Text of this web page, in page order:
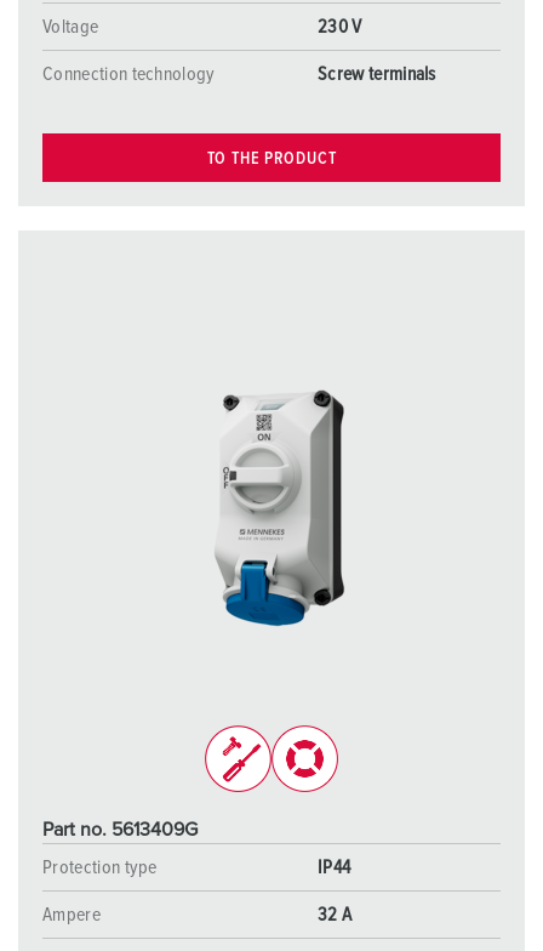
Voltage 230 V
Connection technology Screw terminals
TO THE PRODUCT
Part no. 5613409G
Protection type
IP44
Ampere 32 A